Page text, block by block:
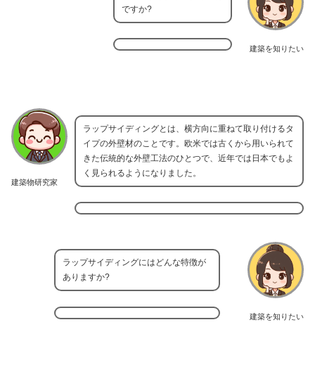
建築を知りたい
ですか?
建築物研究家
ラップサイディングとは、横方向に重ねて取り付けるタ
イプの外壁材のことです。欧米では古くから用いられて
きた伝統的な外壁工法のひとつで、近年では日本でもよ
く見られるようになりました。
建築を知りたい
ラップサイディングにはどんな特徴が
ありますか?